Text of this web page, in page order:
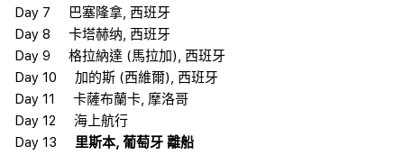
Day 7 巴塞隆拿, 西班牙
Day 8 卡塔赫纳, 西班牙
Day 9 格拉納達 (馬拉加), 西班牙
Day 10 加的斯 (西維爾), 西班牙
Day 11 卡薩布蘭卡, 摩洛哥
Day 12 海上航行
Day 13 里斯本, 葡萄牙 離船